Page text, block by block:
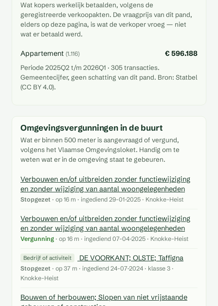
Wat kopers werkelijk betaalden, volgens de
geregistreerde verkoopakten. De vraagprijs van dit pand,
elders op deze pagina, is wat de verkoper vroeg — niet
wat er betaald werd.
Appartement (1.116) € 596.188
Periode 2025Q2 t/m 2026Q1 · 305 transacties.
Gemeentecijfer, geen schatting van dit pand. Bron: Statbel
(CC BY 4.0).
Omgevingsvergunningen in de buurt
Wat er binnen 500 meter is aangevraagd of vergund,
volgens het Vlaamse Omgevingsloket. Handig om te
weten wat er in de omgeving staat te gebeuren.
Verbouwen en/of uitbreiden zonder functiewijziging
en zonder wijziging van aantal woongelegenheden
Stopgezet · op 16 m · ingediend 29-01-2025 · Knokke-Heist
Verbouwen en/of uitbreiden zonder functiewijziging
en zonder wijziging van aantal woongelegenheden
Vergunning · op 16 m · ingediend 07-04-2025 · Knokke-Heist
Bedrijf of activiteit DE VOORKANT; OLSTE; Taffigna
Stopgezet · op 37 m · ingediend 24-07-2024 · klasse 3 ·
Knokke-Heist
Bouwen of herbouwen; Slopen van niet vrijstaande